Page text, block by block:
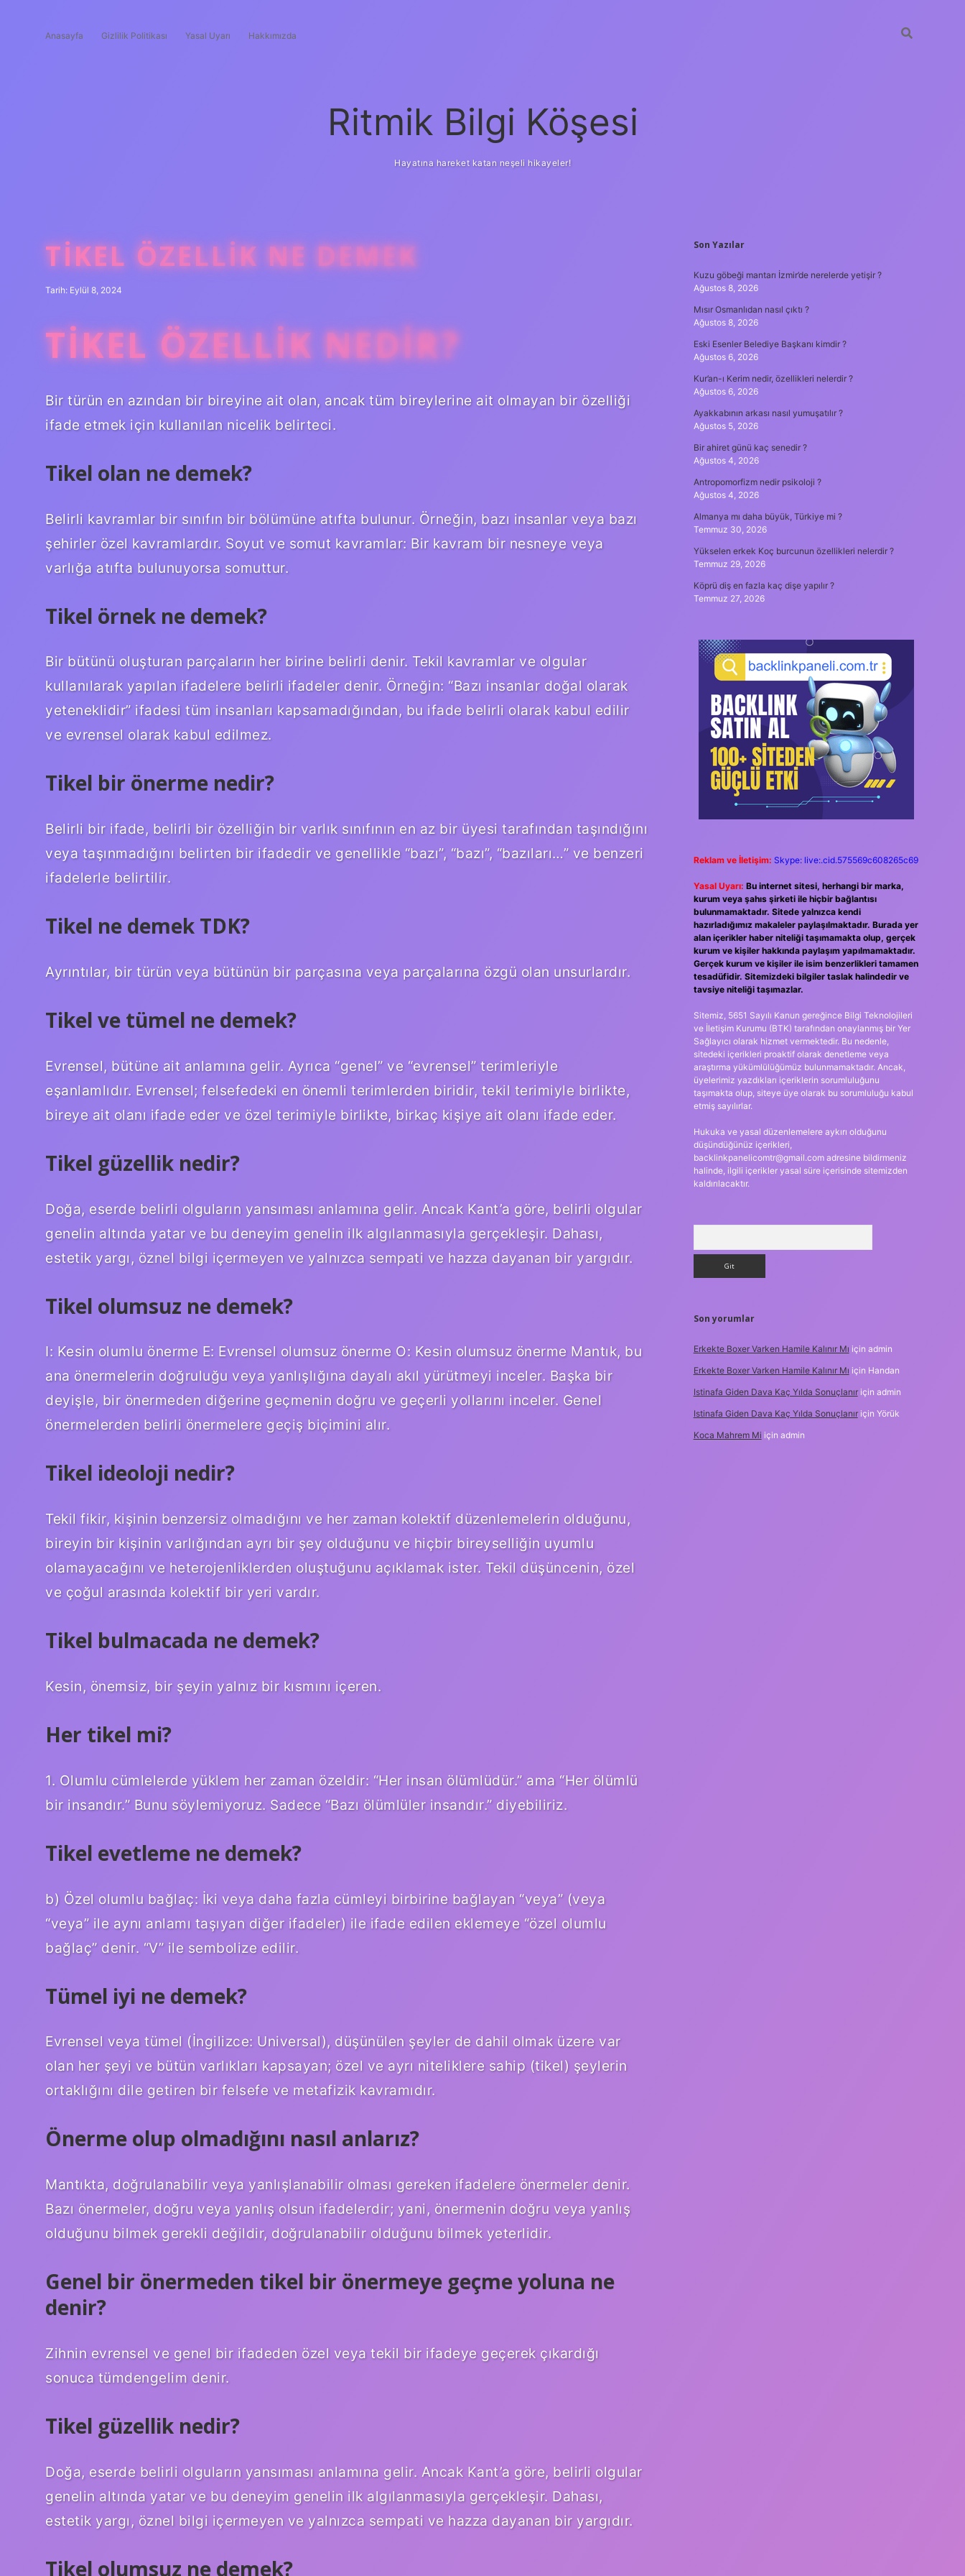
Anasayfa Gizlilik Politikası Yasal Uyarı Hakkımızda
Ritmik Bilgi Köşesi
Hayatına hareket katan neşeli hikayeler!
TIKEL ÖZELLIK NE DEMEK
Tarih: Eylül 8, 2024
TIKEL ÖZELLIK NEDIR?
Bir türün en azından bir bireyine ait olan, ancak tüm bireylerine ait olmayan bir özelliği
ifade etmek için kullanılan nicelik belirteci.
Tikel olan ne demek?
Belirli kavramlar bir sınıfın bir bölümüne atıfta bulunur. Örneğin, bazı insanlar veya bazı
şehirler özel kavramlardır. Soyut ve somut kavramlar: Bir kavram bir nesneye veya
varlığa atıfta bulunuyorsa somuttur.
Tikel örnek ne demek?
Bir bütünü oluşturan parçaların her birine belirli denir. Tekil kavramlar ve olgular
kullanılarak yapılan ifadelere belirli ifadeler denir. Örneğin: “Bazı insanlar doğal olarak
yeteneklidir” ifadesi tüm insanları kapsamadığından, bu ifade belirli olarak kabul edilir
ve evrensel olarak kabul edilmez.
Tikel bir önerme nedir?
Belirli bir ifade, belirli bir özelliğin bir varlık sınıfının en az bir üyesi tarafından taşındığını
veya taşınmadığını belirten bir ifadedir ve genellikle “bazı”, “bazı”, “bazıları…” ve benzeri
ifadelerle belirtilir.
Tikel ne demek TDK?
Ayrıntılar, bir türün veya bütünün bir parçasına veya parçalarına özgü olan unsurlardır.
Tikel ve tümel ne demek?
Evrensel, bütüne ait anlamına gelir. Ayrıca “genel” ve “evrensel” terimleriyle
eşanlamlıdır. Evrensel; felsefedeki en önemli terimlerden biridir, tekil terimiyle birlikte,
bireye ait olanı ifade eder ve özel terimiyle birlikte, birkaç kişiye ait olanı ifade eder.
Tikel güzellik nedir?
Doğa, eserde belirli olguların yansıması anlamına gelir. Ancak Kant’a göre, belirli olgular
genelin altında yatar ve bu deneyim genelin ilk algılanmasıyla gerçekleşir. Dahası,
estetik yargı, öznel bilgi içermeyen ve yalnızca sempati ve hazza dayanan bir yargıdır.
Tikel olumsuz ne demek?
I: Kesin olumlu önerme E: Evrensel olumsuz önerme O: Kesin olumsuz önerme Mantık, bu
ana önermelerin doğruluğu veya yanlışlığına dayalı akıl yürütmeyi inceler. Başka bir
deyişle, bir önermeden diğerine geçmenin doğru ve geçerli yollarını inceler. Genel
önermelerden belirli önermelere geçiş biçimini alır.
Tikel ideoloji nedir?
Tekil fikir, kişinin benzersiz olmadığını ve her zaman kolektif düzenlemelerin olduğunu,
bireyin bir kişinin varlığından ayrı bir şey olduğunu ve hiçbir bireyselliğin uyumlu
olamayacağını ve heterojenliklerden oluştuğunu açıklamak ister. Tekil düşüncenin, özel
ve çoğul arasında kolektif bir yeri vardır.
Tikel bulmacada ne demek?
Kesin, önemsiz, bir şeyin yalnız bir kısmını içeren.
Her tikel mi?
1. Olumlu cümlelerde yüklem her zaman özeldir: “Her insan ölümlüdür.” ama “Her ölümlü
bir insandır.” Bunu söylemiyoruz. Sadece “Bazı ölümlüler insandır.” diyebiliriz.
Tikel evetleme ne demek?
b) Özel olumlu bağlaç: İki veya daha fazla cümleyi birbirine bağlayan “veya” (veya
“veya” ile aynı anlamı taşıyan diğer ifadeler) ile ifade edilen eklemeye “özel olumlu
bağlaç” denir. “V” ile sembolize edilir.
Tümel iyi ne demek?
Evrensel veya tümel (İngilizce: Universal), düşünülen şeyler de dahil olmak üzere var
olan her şeyi ve bütün varlıkları kapsayan; özel ve ayrı niteliklere sahip (tikel) şeylerin
ortaklığını dile getiren bir felsefe ve metafizik kavramıdır.
Önerme olup olmadığını nasıl anlarız?
Mantıkta, doğrulanabilir veya yanlışlanabilir olması gereken ifadelere önermeler denir.
Bazı önermeler, doğru veya yanlış olsun ifadelerdir; yani, önermenin doğru veya yanlış
olduğunu bilmek gerekli değildir, doğrulanabilir olduğunu bilmek yeterlidir.
Genel bir önermeden tikel bir önermeye geçme yoluna ne
denir?
Zihnin evrensel ve genel bir ifadeden özel veya tekil bir ifadeye geçerek çıkardığı
sonuca tümdengelim denir.
Tikel güzellik nedir?
Doğa, eserde belirli olguların yansıması anlamına gelir. Ancak Kant’a göre, belirli olgular
genelin altında yatar ve bu deneyim genelin ilk algılanmasıyla gerçekleşir. Dahası,
estetik yargı, öznel bilgi içermeyen ve yalnızca sempati ve hazza dayanan bir yargıdır.
Tikel olumsuz ne demek?
SIDEBAR
Son Yazılar
Kuzu göbeği mantarı İzmir’de nerelerde yetişir ?
Ağustos 8, 2026
Mısır Osmanlıdan nasıl çıktı ?
Ağustos 8, 2026
Eski Esenler Belediye Başkanı kimdir ?
Ağustos 6, 2026
Kur’an-ı Kerim nedir, özellikleri nelerdir ?
Ağustos 6, 2026
Ayakkabının arkası nasıl yumuşatılır ?
Ağustos 5, 2026
Bir ahiret günü kaç senedir ?
Ağustos 4, 2026
Antropomorfizm nedir psikoloji ?
Ağustos 4, 2026
Almanya mı daha büyük, Türkiye mi ?
Temmuz 30, 2026
Yükselen erkek Koç burcunun özellikleri nelerdir ?
Temmuz 29, 2026
Köprü diş en fazla kaç dişe yapılır ?
Temmuz 27, 2026
Reklam ve İletişim: Skype: live:.cid.575569c608265c69
Yasal Uyarı: Bu internet sitesi, herhangi bir marka,
kurum veya şahıs şirketi ile hiçbir bağlantısı
bulunmamaktadır. Sitede yalnızca kendi
hazırladığımız makaleler paylaşılmaktadır. Burada yer
alan içerikler haber niteliği taşımamakta olup, gerçek
kurum ve kişiler hakkında paylaşım yapılmamaktadır.
Gerçek kurum ve kişiler ile isim benzerlikleri tamamen
tesadüfidir. Sitemizdeki bilgiler taslak halindedir ve
tavsiye niteliği taşımazlar.
Sitemiz, 5651 Sayılı Kanun gereğince Bilgi Teknolojileri
ve İletişim Kurumu (BTK) tarafından onaylanmış bir Yer
Sağlayıcı olarak hizmet vermektedir. Bu nedenle,
sitedeki içerikleri proaktif olarak denetleme veya
araştırma yükümlülüğümüz bulunmamaktadır. Ancak,
üyelerimiz yazdıkları içeriklerin sorumluluğunu
taşımakta olup, siteye üye olarak bu sorumluluğu kabul
etmiş sayılırlar.
Hukuka ve yasal düzenlemelere aykırı olduğunu
düşündüğünüz içerikleri,
backlinkpanelicomtr@gmail.comadresine bildirmeniz
halinde, ilgili içerikler yasal süre içerisinde sitemizden
kaldırılacaktır.
Son yorumlar
Erkekte Boxer Varken Hamile Kalınır Mı için admin
Erkekte Boxer Varken Hamile Kalınır Mı için Handan
Istinafa Giden Dava Kaç Yılda Sonuçlanıriçin admin
Istinafa Giden Dava Kaç Yılda Sonuçlanıriçin Yörük
Koca Mahrem Mi için admin